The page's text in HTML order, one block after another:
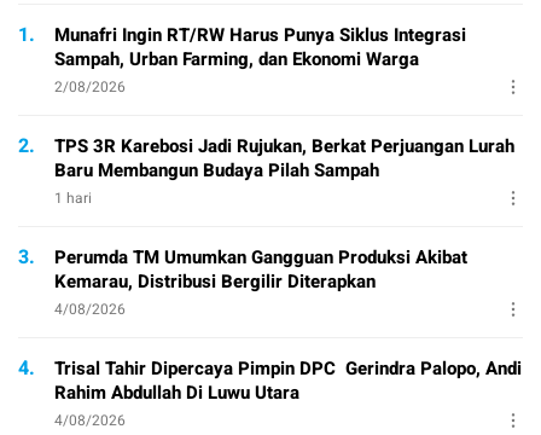
1.
Munafri Ingin RT/RW Harus Punya Siklus Integrasi
Sampah, Urban Farming, dan Ekonomi Warga
2/08/2026
2.
TPS 3R Karebosi Jadi Rujukan, Berkat Perjuangan Lurah
Baru Membangun Budaya Pilah Sampah
1 hari
3.
Perumda TM Umumkan Gangguan Produksi Akibat
Kemarau, Distribusi Bergilir Diterapkan
4/08/2026
4.
Trisal Tahir Dipercaya Pimpin DPC Gerindra Palopo, Andi
Rahim Abdullah Di Luwu Utara
4/08/2026